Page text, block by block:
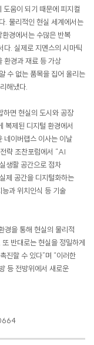
움이 되기 때문에 피지컬
. 물리적인 현실 세계에서는
경에서는 수많은 반복
다. 실제로 지멘스의 시마틱
경과 재료 등 가상
수 없는 품목을 집어 올리는
해냈다.
하면 현실의 도시와 공장
복제된 디지털 환경에서
네이버랩스 이사는 이날
략 조찬포럼에서 “AI
생활 공간으로 점차
제 공간을 디지털화하는
과 위치인식 등 기술
경을 통해 현실의 물리적
반대로는 현실을 정밀하게
진할 수 있다”며 “이러한
등 전방위에서 새로운